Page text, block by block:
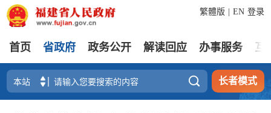
登录
繁體版 EN
首页 省政府 政务公开 解读回应 办事服务 互
 长者模式